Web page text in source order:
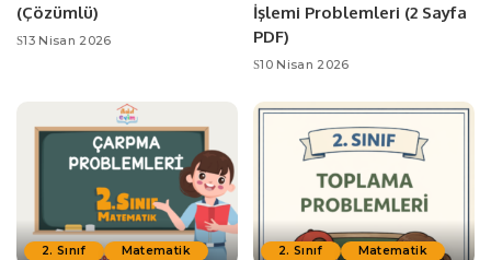
(Çözümlü)
13 Nisan 2026
İşlemi Problemleri (2 Sayfa
PDF)
10 Nisan 2026
2. Sınıf Matematik 2. Sınıf Matematik